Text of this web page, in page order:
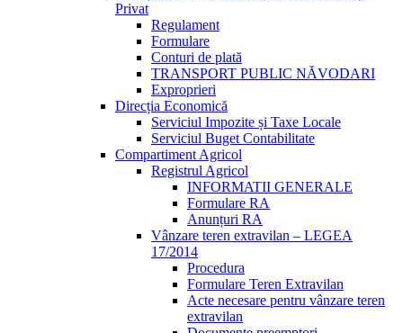
Privat
Regulament
Formulare
Conturi de plată
TRANSPORT PUBLIC NĂVODARI
Exproprieri
Direcția Economică
Serviciul Impozite și Taxe Locale
Serviciul Buget Contabilitate
Compartiment Agricol
Registrul Agricol
INFORMATII GENERALE
Formulare RA
Anunțuri RA
Vânzare teren extravilan – LEGEA
17/2014
Procedura
Formulare Teren Extravilan
Acte necesare pentru vânzare teren
extravilan